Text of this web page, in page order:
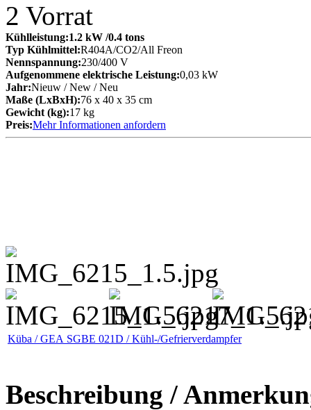
2 Vorrat
Kühlleistung:1.2 kW /0.4 tons
Typ Kühlmittel:R404A/CO2/All Freon
Nennspannung:230/400 V
Aufgenommene elektrische Leistung:0,03 kW
Jahr:Nieuw / New / Neu
Maße (LxBxH):76 x 40 x 35 cm
Gewicht (kg):17 kg
Preis:Mehr Informationen anfordern
Küba / GEA SGBE 021D / Kühl-/Gefrierverdampfer
Beschreibung /